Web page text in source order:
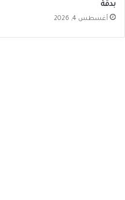
بدقة
أغسطس 4, 2026